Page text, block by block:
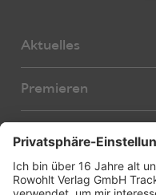
Aktuelles
Premieren
Autor:innen
Übersetzer:innen
Bearbeiter:innen
Stücke